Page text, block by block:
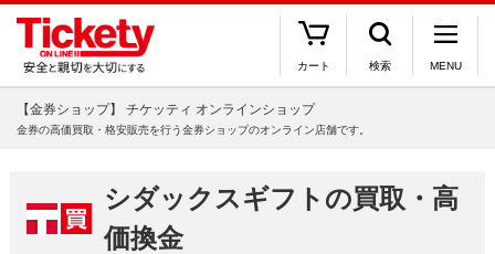
カート 検索 MENU
【金券ショップ】 チケッティ オンラインショップ
金券の高価買取・格安販売を行う金券ショップのオンライン店舗です。
シダックスギフトの買取・高
価換金